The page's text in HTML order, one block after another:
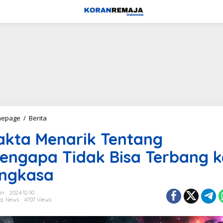
/ Berita
k
t
a
M
e
n
r
k
Menarik Tentang
Tidak Bisa Terbang
2024-12-10
News 4707 Views